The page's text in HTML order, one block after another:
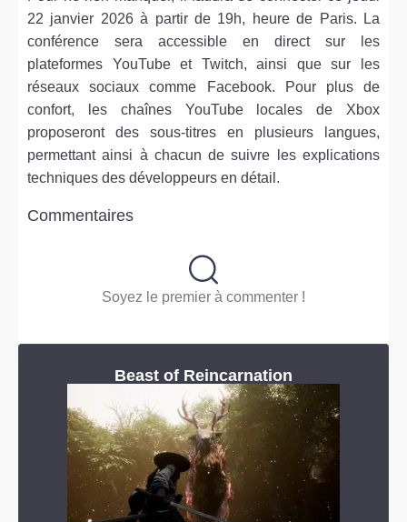
22 janvier 2026 à partir de 19h, heure de Paris. La
conférence sera accessible en direct sur les
plateformes YouTube et Twitch, ainsi que sur les
réseaux sociaux comme Facebook. Pour plus de
confort, les chaînes YouTube locales de Xbox
proposeront des sous-titres en plusieurs langues,
permettant ainsi à chacun de suivre les explications
techniques des développeurs en détail.
Commentaires
Soyez le premier à commenter !
Beast of Reincarnation